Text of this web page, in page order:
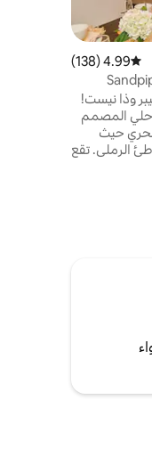
متوسط التقييم 4.99 من 5، 138 مراجعات
4.99 (138)
وذا نيست!
المصمم
حيث
الرملي. تقع
التي